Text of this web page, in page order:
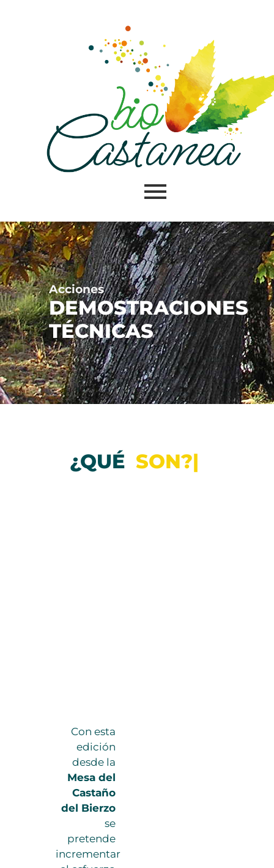
Acciones
DEMOSTRACIONES
TÉCNICAS
¿QUÉ |
Con esta
edición
desde la
Mesa del
Castaño
del Bierzo
se
pretende
incrementar